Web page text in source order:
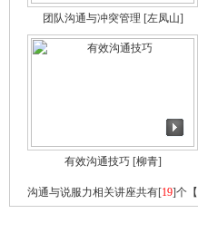
团队沟通与冲突管理 [左凤山]
有效沟通技巧[柳青]
沟通与说服力相关讲座共有[19]个【